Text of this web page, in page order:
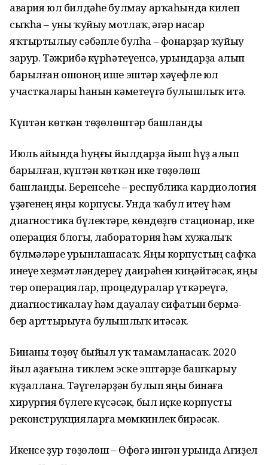
авария юл билдәһе булмау арҡаһында килеп
сыҡһа – уны ҡуйыу мотлаҡ, әгәр насар
яҡтыртылыу сәбәпле булһа – фонарҙар ҡуйыу
зарур. Тәжрибә күрһәтеүенсә, урындарҙа алып
барылған ошоноң ише эштәр хәүефле юл
участкалары һанын кәметеүгә булышлыҡ итә.
Күптән көткән төҙөлөштәр башланды
Июль айында һуңғы йылдарҙа йыш һүҙ алып
барылған, күптән көткән ике төҙөлөш
башланды. Беренсеһе – республика кардиология
үҙәгенең яңы корпусы. Унда ҡабул итеү һәм
диагностика бүлектәре, көндөҙгө стационар, ике
операция блогы, лаборатория һәм хужалыҡ
бүлмәләре урынлашасаҡ. Яңы корпустың сафҡа
инеүе хеҙмәтләндереү даирәһен киңәйтәсәк, яңы
төр операциялар, процедуралар үткәреүгә,
диагностикалау һәм дауалау сифатын бермә-
бер арттырыуға булышлыҡ итәсәк.
Бинаны төҙөү быйыл уҡ тамамланасаҡ. 2020
йыл аҙағына тиклем эске эштәрҙе башҡарыу
күҙаллана. Тәүгеләрҙән булып яңы бинаға
хирургия бүлеге күсәсәк, был иҫке корпусты
реконструкцияларға мөмкинлек бирәсәк.
Икенсе ҙур төҙөлөш – Өфөгә ингән урында Ағиҙел